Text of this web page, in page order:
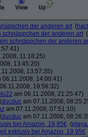
der anderen art (
schnäppchen der anderen art (
schnäppchen der anderen
11:18:25)
13:45:20)
13:57:35)
06.11.2008, 14:00:41)
19:56:32)
am 06.11.2008, 21:25:47)
(ducduc am 07.11.2008,
am 07.11.2008, 07:51:10)
(ducduc am 07.11.2008,
bei Amazon, 19,95€ (
exklusiv bei Amazon, 19,95€